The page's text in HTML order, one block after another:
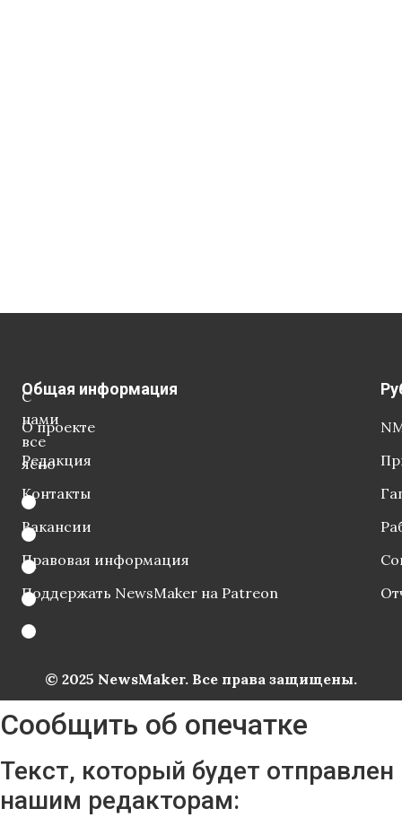
С
нами
все
ясно
Общая информация
О проекте
Редакция
Контакты
Вакансии
Правовая информация
Поддержать NewsMaker на Patreon
© 2025 NewsMaker. Все права защищены.
Сообщить об опечатке
Текст, который будет отправлен
нашим редакторам: